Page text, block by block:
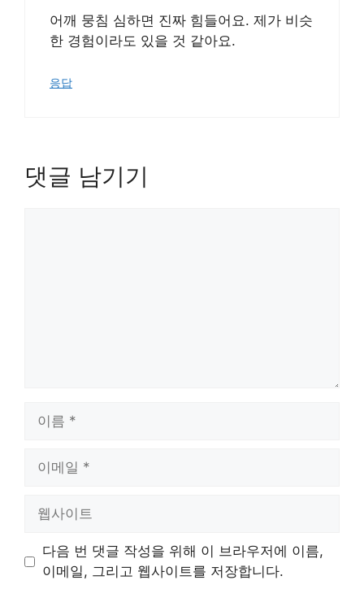
어깨 뭉침 심하면 진짜 힘들어요. 제가 비슷
한 경험이라도 있을 것 같아요.
응답
댓글 남기기
트
다음 번 댓글 작성을 위해 이 브라우저에 이름,
이메일, 그리고 웹사이트를 저장합니다.